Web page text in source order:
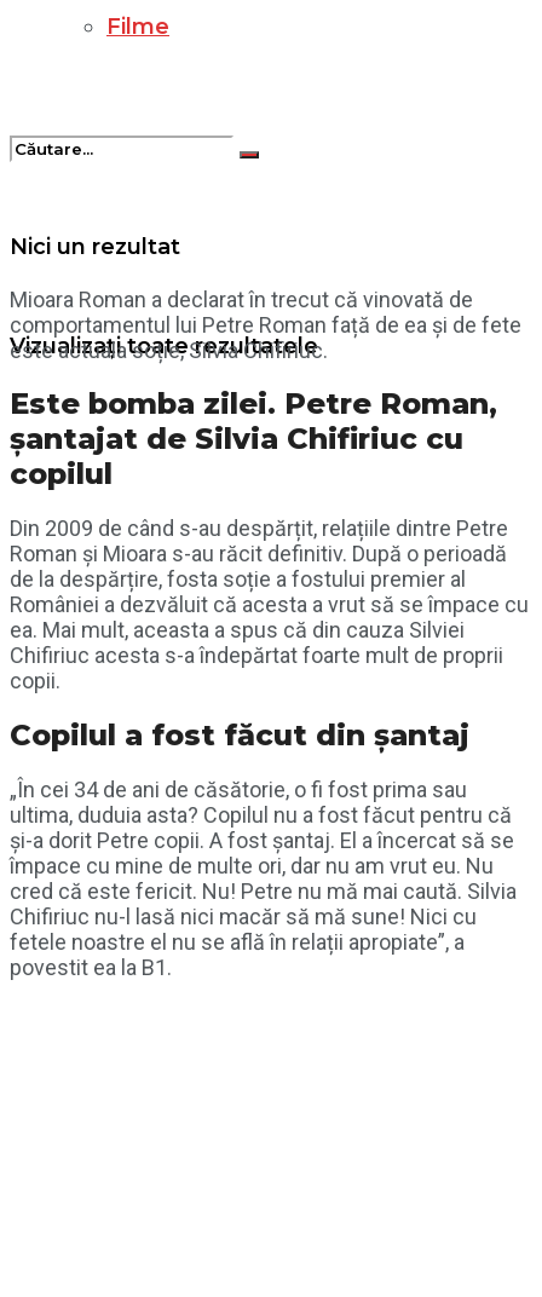
Filme
Nici un rezultat
Vizualizați toate rezultatele
Mioara Roman a declarat în trecut că vinovată de
comportamentul lui Petre Roman față de ea și de fete
este actuala soție, Silvia Chifiriuc.
Este bomba zilei. Petre Roman,
șantajat de Silvia Chifiriuc cu
copilul
Din 2009 de când s-au despărțit, relațiile dintre Petre
Roman și Mioara s-au răcit definitiv. După o perioadă
de la despărțire, fosta soție a fostului premier al
României a dezvăluit că acesta a vrut să se împace cu
ea. Mai mult, aceasta a spus că din cauza Silviei
Chifiriuc acesta s-a îndepărtat foarte mult de proprii
copii.
Copilul a fost făcut din șantaj
„În cei 34 de ani de căsătorie, o fi fost prima sau
ultima, duduia asta? Copilul nu a fost făcut pentru că
și-a dorit Petre copii. A fost șantaj. El a încercat să se
împace cu mine de multe ori, dar nu am vrut eu. Nu
cred că este fericit. Nu! Petre nu mă mai caută. Silvia
Chifiriuc nu-l lasă nici macăr să mă sune! Nici cu
fetele noastre el nu se află în relații apropiate”, a
povestit ea la B1.